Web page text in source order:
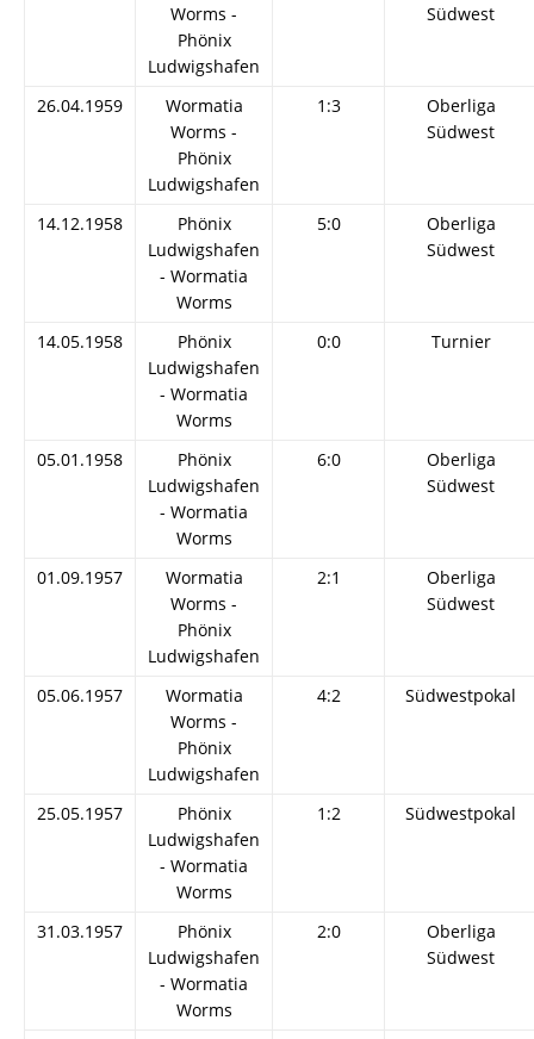
Worms -
Phönix
Ludwigshafen
Südwest
26.04.1959
Wormatia
Worms -
Phönix
Ludwigshafen
1:3
Oberliga
Südwest
14.12.1958
Phönix
Ludwigshafen
- Wormatia
Worms
5:0
Oberliga
Südwest
14.05.1958
Phönix
Ludwigshafen
- Wormatia
Worms
0:0 Turnier
05.01.1958
Phönix
Ludwigshafen
- Wormatia
Worms
6:0
Oberliga
Südwest
01.09.1957
Wormatia
Worms -
Phönix
Ludwigshafen
2:1
Oberliga
Südwest
05.06.1957
Wormatia
Worms -
Phönix
Ludwigshafen
4:2 Südwestpokal
25.05.1957
Phönix
Ludwigshafen
- Wormatia
Worms
1:2 Südwestpokal
31.03.1957
Phönix
Ludwigshafen
- Wormatia
Worms
2:0
Oberliga
Südwest